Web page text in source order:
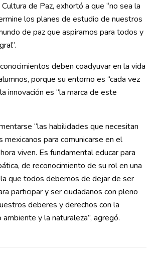
de Paz, exhortó a que “no sea la
los planes de estudio de nuestros
de paz que aspiramos para todos y
deben coadyuvar en la vida
porque su entorno es “cada vez
innovación es “la marca de este
“las habilidades que necesitan
mexicanos para comunicarse en el
viven. Es fundamental educar para
de reconocimiento de su rol en una
que todos debemos de dejar de ser
participar y ser ciudadanos con pleno
deberes y derechos con la
y la naturaleza”, agregó.